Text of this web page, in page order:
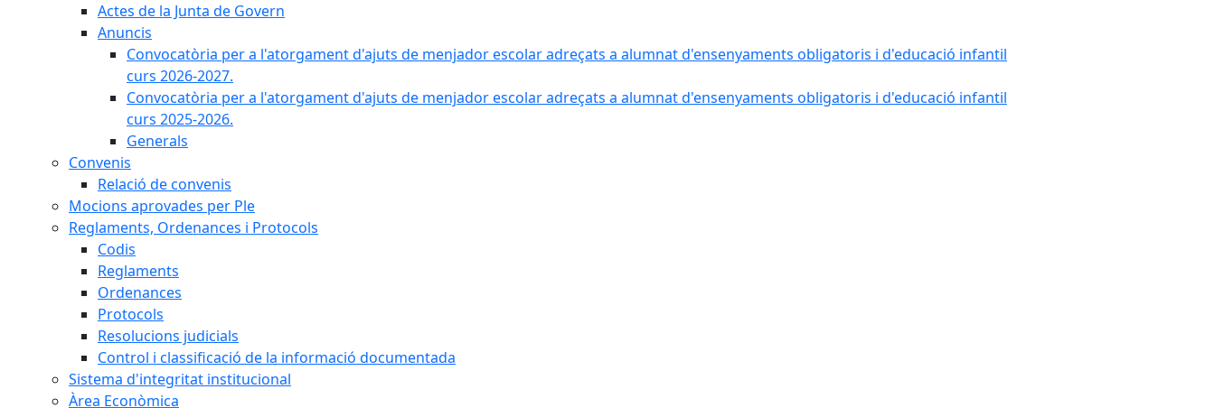
Actes de la Junta de Govern
Anuncis
Convocatòria per a l'atorgament d'ajuts de menjador escolar adreçats a alumnat d'ensenyaments obligatoris i d'educació infantil
curs 2026-2027.
Convocatòria per a l'atorgament d'ajuts de menjador escolar adreçats a alumnat d'ensenyaments obligatoris i d'educació infantil
curs 2025-2026.
Generals
Convenis
Relació de convenis
Mocions aprovades per Ple
Reglaments, Ordenances i Protocols
Codis
Reglaments
Ordenances
Protocols
Resolucions judicials
Control i classificació de la informació documentada
Sistema d'integritat institucional
Àrea Econòmica